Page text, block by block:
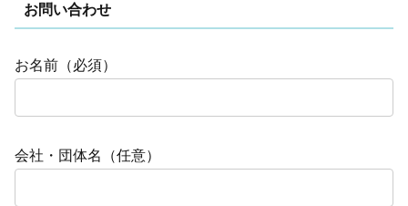
お問い合わせ
お名前（必須）
会社・団体名（任意）